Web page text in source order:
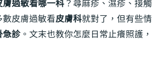
膚過敏看哪一科？蕁麻疹、濕疹、接觸
皮膚過敏看皮膚科就對了，但有些情
急診 。文末也教你怎麼日常止癢照護，